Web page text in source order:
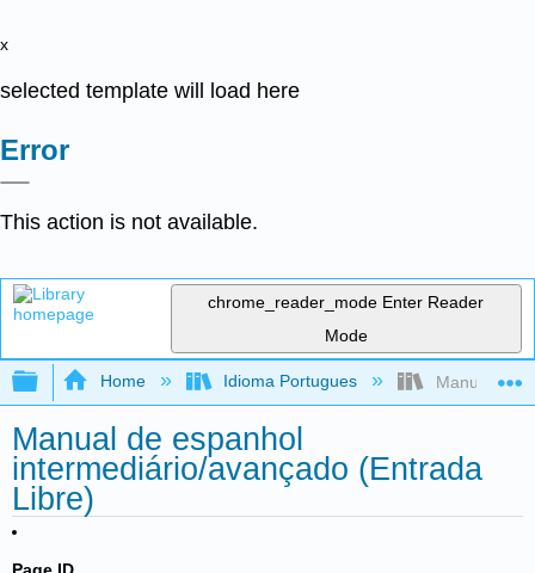
x
selected template will load here
Error
This action is not available.
chrome_reader_mode Enter Reader
Mode
Expand/collapse global hierarchy
Home Idioma Portugues Manual de
Manual de espanhol
intermediário/avançado (Entrada
Libre)
Page ID